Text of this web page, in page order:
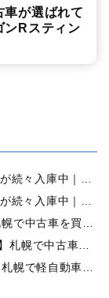
車が選ばれて
Rスティン
【最新在庫入荷】札幌・函館で人気の中古車が続々入庫中｜早い者勝ち！【トヨタ ヴォクシー2.0ZS煌Ⅱ 4WD】
【最新在庫入荷】札幌・函館で人気の中古車が続々入庫中｜早い者勝ち！【ダイハツ タント660カスタムX 4WD】
第2弾 Part5 【完全版】【2026年最新版】札幌で中古車を買うなら何月がおすすめ？狙い目の時期・冬前に買うメリットを徹底解説
第2弾 Part4 【完全版】 【2026年最新版】札幌で中古車を買うなら2WDと4WDどっち？北海道の雪道・燃費・価格・維持費を徹底比較
第2弾 Part3 【完全版】 【2026年最新版】札幌で軽自動車を持つと月々いくら？維持費・ガソリン・保険・車検・冬タイヤまで徹底解説